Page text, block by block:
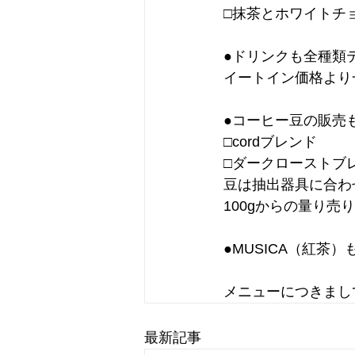
□抹茶とホワイトチ
●ドリンクも全種類
イートイン価格よ
●コーヒー豆の販売
□cordブレンド
□ダークローストブ
豆は抽出器具に合
100gからの量り売
●MUSICA（紅茶）
メニューにつきま
最新記事